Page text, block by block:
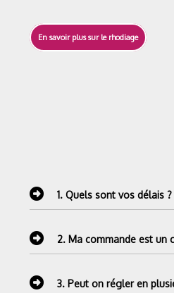
En savoir plus sur le rhodiage
1. Quels sont vos délais ?
2. Ma commande est un
3. Peut on régler en